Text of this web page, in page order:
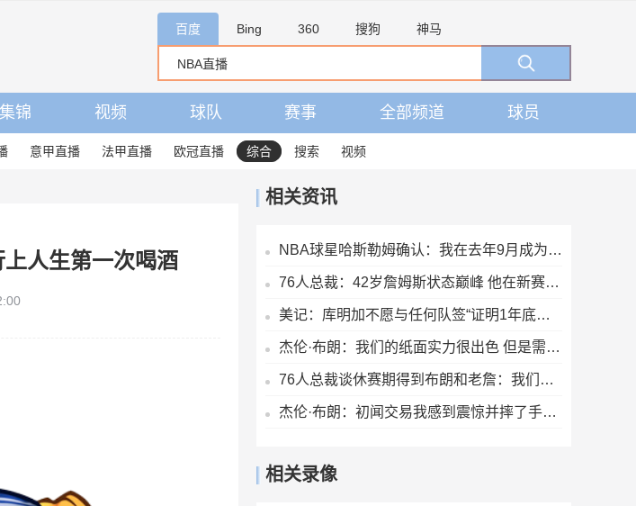
百度 Bing 360 搜狗 神马
集锦 视频 球队 赛事 全部频道 球员
意甲直播 法甲直播 欧冠直播 综合 搜索 视频
人生第一次喝酒
相关资讯
NBA球星哈斯勒姆确认：我在去年9月成为伊普斯维奇少数股东
76人总裁：42岁詹姆斯状态巅峰 他在新赛季能打出MVP级别的表现
美记：库明加不愿与任何队签“证明1年底薪” 湖人仍是热门下家
杰伦·布朗：我们的纸面实力很出色 但是需要磨合才能兑现天赋
76人总裁谈休赛期得到布朗和老詹：我们努力争取 并达成理想运作
杰伦·布朗：初闻交易我感到震惊并摔了手机 马克西第一个联系我
相关录像